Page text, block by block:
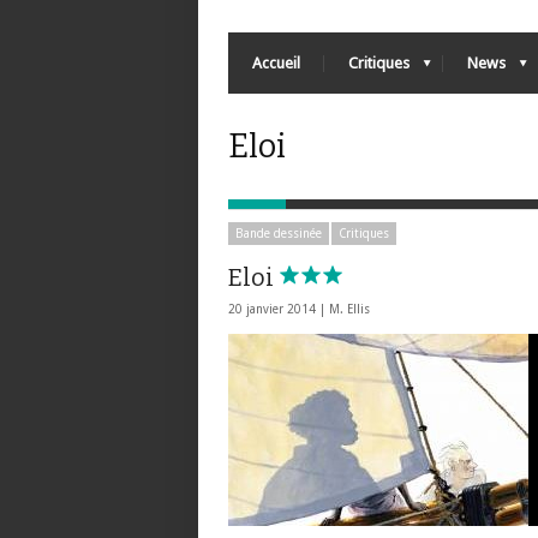
Accueil Critiques News
Eloi
Bande dessinée Critiques
Eloi
20 janvier 2014 | M. Ellis